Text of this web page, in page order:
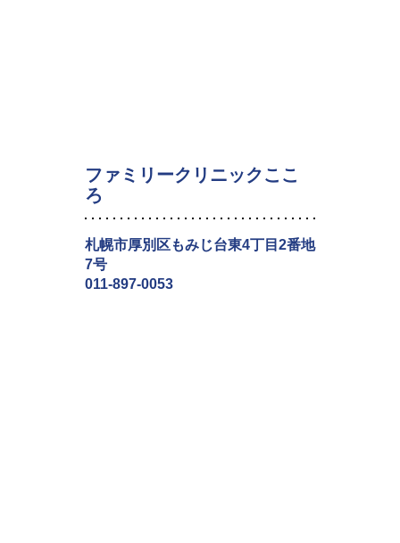
ファミリークリニックここ
ろ
札幌市厚別区もみじ台東4丁目2番地
7号
011-897-0053